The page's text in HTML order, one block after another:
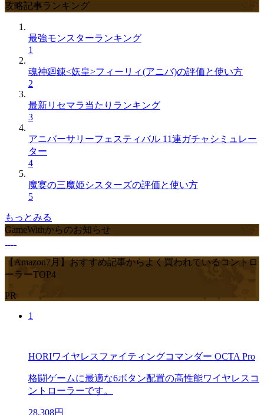
攻略記事ランキング
最強モンスターランキング
1
魂神廻錬<妖皇>フィーリィ(アニバ)の評価と使い方
2
最新リセマラ当たりランキング
3
アニバーサリーフェスティバル 11連ガチャシミュレー
ター
4
魔宴の三魔姫シスターズの評価と使い方
5
もっとみる
GameWithからのお知らせ
【Amazon7月】おすすめ記事からよく買われているコントロ
ーラーTOP4
PR
1
HORIワイヤレスファイティングコマンダー OCTA Pro
格闘ゲームに最適な6ボタン配置の高性能ワイヤレスコ
ントローラーです。
28,308円